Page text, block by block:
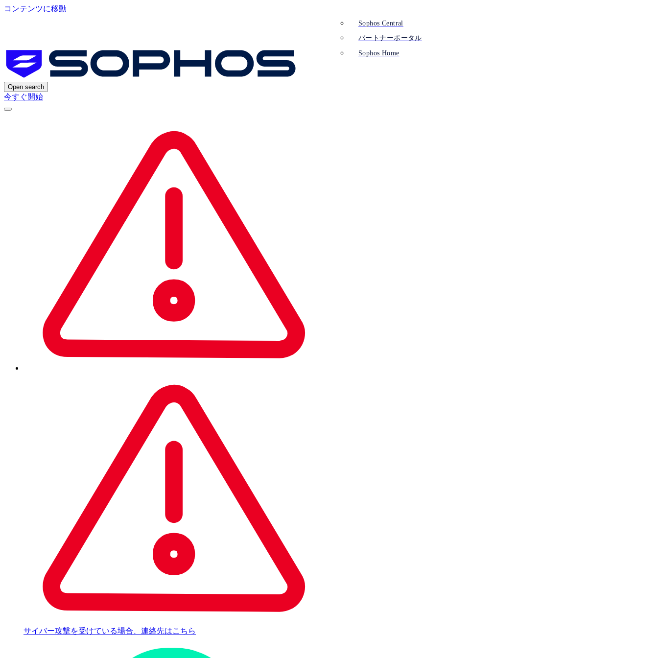
コンテンツに移動
Open search
今すぐ開始
サイバー攻撃を受けている場合、連絡先はこちら
Sophos Central
パートナーポータル
Sophos Home